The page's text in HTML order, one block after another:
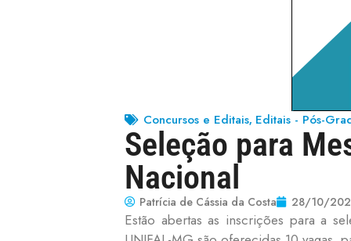
Concursos e Editais, Editais - Pós-
Seleção para
Nacional
Patrícia de Cássia da Costa 28/10/
Estão abertas as inscrições para a